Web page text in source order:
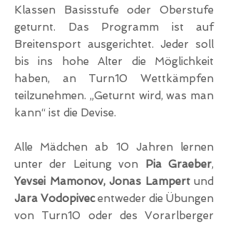
Klassen Basisstufe oder Oberstufe
geturnt. Das Programm ist auf
Breitensport ausgerichtet. Jeder soll
bis ins hohe Alter die Möglichkeit
haben, an Turn10 Wettkämpfen
teilzunehmen. „Geturnt wird, was man
kann“ ist die Devise.
Alle Mädchen ab 10 Jahren lernen
unter der Leitung von
Pia Graeber,
Yevsei Mamonov, Jonas Lampert und
Jara Vodopivecentweder die Übungen
von Turn10 oder des Vorarlberger